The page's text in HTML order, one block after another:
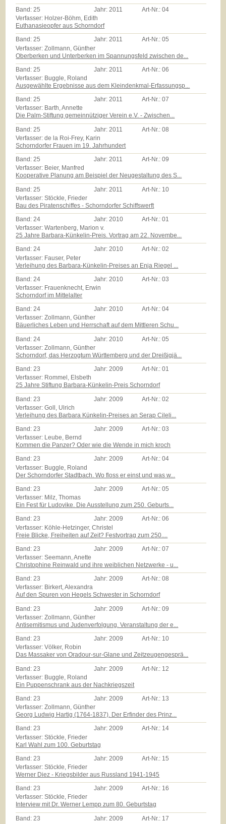
Band:25 Jahr:2011 Art-Nr.:04
Verfasser: Holzer-Böhm, Edith
Euthanasieopfer aus Schorndorf
Band:25 Jahr:2011 Art-Nr.:05
Verfasser: Zollmann, Günther
Oberberken und Unterberken im Spannungsfeld zwischen de...
Band: 25 Jahr: 2011 Art-Nr.:06
Verfasser: Buggle, Roland
Ausgewählte Ergebnisse aus dem Kleindenkmal-Erfassungsp...
Band:25 Jahr:2011 Art-Nr.:07
Verfasser: Barth, Annette
Die Palm-Stiftung gemeinnütziger Verein e.V. - Zwischen...
Band: 25 Jahr: 2011 Art-Nr.:08
Verfasser: de la Roi-Frey, Karin
Schorndorfer Frauen im 19. Jahrhundert
Band:25 Jahr:2011 Art-Nr.:09
Verfasser: Beier, Manfred
Kooperative Planung am Beispiel der Neugestaltung des S...
Band: 25 Jahr: 2011 Art-Nr.: 10
Verfasser: Stöckle, Frieder
Bau des Piratenschiffes - Schorndorfer Schiffswerft
Band:24 Jahr:2010 Art-Nr.:01
Verfasser: Wartenberg, Marion v.
25 Jahre Barbara-Künkelin-Preis. Vortrag am 22. Novembe...
Band:24 Jahr:2010 Art-Nr.:02
Verfasser: Fauser, Peter
Verleihung des Barbara-Künkelin-Preises an Enja Riegel ...
Band:24 Jahr:2010 Art-Nr.:03
Verfasser: Frauenknecht, Erwin
Schorndorf im Mittelalter
Band:24 Jahr:2010 Art-Nr.:04
Verfasser: Zollmann, Günther
Bäuerliches Leben und Herrschaft auf dem Mittleren Schu...
Band: 24 Jahr: 2010 Art-Nr.:05
Verfasser: Zollmann, Günther
Schorndorf, das Herzogtum Württemberg und der Dreißigjä...
Band:23 Jahr:2009 Art-Nr.:01
Verfasser: Rommel, Elsbeth
25 Jahre Stiftung Barbara-Künkelin-Preis Schorndorf
Band: 23 Jahr: 2009 Art-Nr.:02
Verfasser: Goll, Ulrich
Verleihung des Barbara Künkelin-Preises an Serap Cileli...
Band:23 Jahr:2009 Art-Nr.:03
Verfasser: Leube, Bernd
Kommen die Panzer? Oder wie die Wende in mich kroch
Band:23 Jahr:2009 Art-Nr.:04
Verfasser: Buggle, Roland
Der Schorndorfer Stadtbach. Wo floss er einst und was w...
Band:23 Jahr:2009 Art-Nr.:05
Verfasser: Milz, Thomas
Ein Fest für Ludovike. Die Ausstellung zum 250. Geburts...
Band:23 Jahr:2009 Art-Nr.:06
Verfasser: Köhle-Hetzinger, Christel
Freie Blicke, Freiheiten auf Zeit? Festvortrag zum 250....
Band: 23 Jahr: 2009 Art-Nr.:07
Verfasser: Seemann, Anette
Christophine Reinwald und ihre weiblichen Netzwerke - u...
Band:23 Jahr:2009 Art-Nr.:08
Verfasser: Birkert, Alexandra
Auf den Spuren von Hegels Schwester in Schorndorf
Band: 23 Jahr: 2009 Art-Nr.:09
Verfasser: Zollmann, Günther
Antisemitismus und Judenverfolgung. Veranstaltung der e...
Band:23 Jahr:2009 Art-Nr.: 10
Verfasser: Völker, Robin
Das Massaker von Oradour-sur-Glane und Zeitzeugengesprä...
Band: 23 Jahr: 2009 Art-Nr.: 12
Verfasser: Buggle, Roland
Ein Puppenschrank aus der Nachkriegszeit
Band:23 Jahr:2009 Art-Nr.: 13
Verfasser: Zollmann, Günther
Georg Ludwig Hartig (1764-1837). Der Erfinder des Prinz...
Band:23 Jahr:2009 Art-Nr.: 14
Verfasser: Stöckle, Frieder
Karl Wahl zum 100. Geburtstag
Band:23 Jahr:2009 Art-Nr.: 15
Verfasser: Stöckle, Frieder
Werner Diez - Kriegsbilder aus Russland 1941-1945
Band:23 Jahr:2009 Art-Nr.: 16
Verfasser: Stöckle, Frieder
Interview mit Dr. Werner Lempp zum 80. Geburtstag
Band: 23 Jahr: 2009 Art-Nr.: 17